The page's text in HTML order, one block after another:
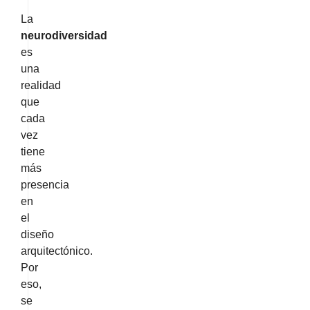
La
neurodiversidad
es
una
realidad
que
cada
vez
tiene
más
presencia
en
el
diseño
arquitectónico.
Por
eso,
se